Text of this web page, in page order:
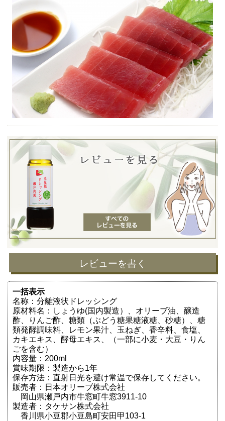
レビューを書く
一括表示
名称：分離液状ドレッシング
原材料名：しょうゆ(国内製造）、オリーブ油、醸造
酢、りんご酢、糖類（ぶどう糖果糖液糖、砂糖）、糖
類発酵調味料、レモン果汁、玉ねぎ、香辛料、食塩、
カキエキス、酵母エキス、（一部に小麦・大豆・りん
ごを含む）
内容量：200ml
賞味期限：製造から1年
保存方法：直射日光を避け常温で保存してください。
販売者：日本オリーブ株式会社
岡山県瀬戸内市牛窓町牛窓3911-10
製造者：タケサン株式会社
香川県小豆郡小豆島町安田甲103-1